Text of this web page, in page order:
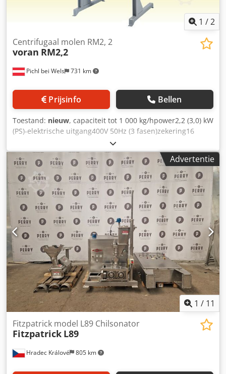
1 /2
Pichl bei Wels 731 km
Centrifugaal molen RM2, 2
voran RM2,2
Prijsinfo Bellen
Toestand: nieuw, capaciteit tot 1 000 kg/hpower2,2 (3,0) kW
(PS)-elektrische uitgang400V 50Hz (3 fasen)zekering16
Afmetingen: lengte550 mmwidth550 mm breedte520 mm
hoogte1 145 mm hoogte met statief1 530 mm insteek-
resp. ontlaadhoogte1 530 mm gewicht (zonder / met
statief)45 / 60 kgmateriaal1.4301 / AISI
304mashontladingshoogte660 mm geschikt voor een front-
en steenvruchtenmutscherm met een snijscherm9 mm.
Crjdpfsb I Sw Iex Abkef
Advertentie
1 / 11
Hradec Králové 805 km
Fitzpatrick model L89 Chilsonator
Fitzpatrick L89